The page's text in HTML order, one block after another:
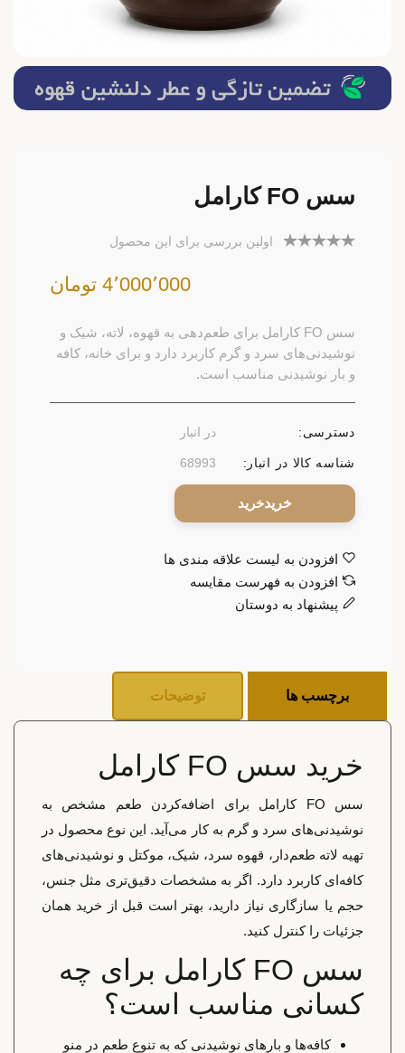
سس FO کارامل
اولین بررسی برای این محصول
4٬000٬000 تومان
سس FO کارامل برای طعم‌دهی به قهوه، لاته، شیک و
نوشیدنی‌های سرد و گرم کاربرد دارد و برای خانه، کافه
و بار نوشیدنی مناسب است.
دسترسی: در انبار
شناسه کالا در انبار: 68993
خرید
افزودن به لیست علاقه مندی ها
افزودن به فهرست مقایسه
پیشنهاد به دوستان
توضیحات برچسب ها
خرید سس FO کارامل
سس FO کارامل برای اضافه‌کردن طعم مشخص به
نوشیدنی‌های سرد و گرم به کار می‌آید. این نوع محصول در
تهیه لاته طعم‌دار، قهوه سرد، شیک، موکتل و نوشیدنی‌های
کافه‌ای کاربرد دارد. اگر به مشخصات دقیق‌تری مثل جنس،
حجم یا سازگاری نیاز دارید، بهتر است قبل از خرید همان
جزئیات را کنترل کنید.
سس FO کارامل برای چه
کسانی مناسب است؟
کافه‌ها و بارهای نوشیدنی که به تنوع طعم در منو